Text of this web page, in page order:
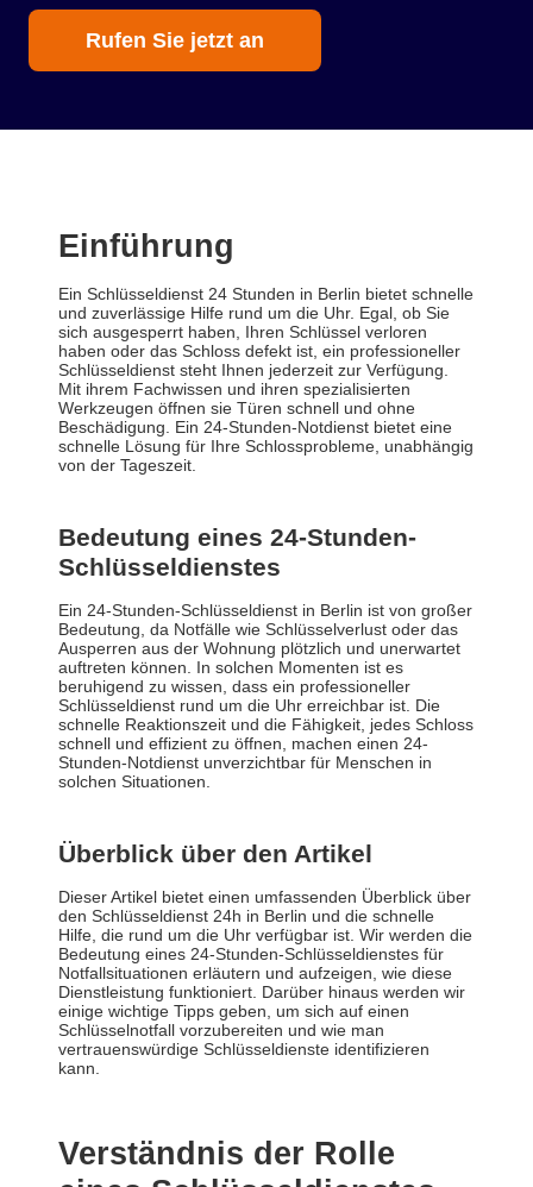
Rufen Sie jetzt an
Einführung
Ein Schlüsseldienst 24 Stunden in Berlin bietet schnelle
und zuverlässige Hilfe rund um die Uhr. Egal, ob Sie
sich ausgesperrt haben, Ihren Schlüssel verloren
haben oder das Schloss defekt ist, ein professioneller
Schlüsseldienst steht Ihnen jederzeit zur Verfügung.
Mit ihrem Fachwissen und ihren spezialisierten
Werkzeugen öffnen sie Türen schnell und ohne
Beschädigung. Ein 24-Stunden-Notdienst bietet eine
schnelle Lösung für Ihre Schlossprobleme, unabhängig
von der Tageszeit.
Bedeutung eines 24-Stunden-
Schlüsseldienstes
Ein 24-Stunden-Schlüsseldienst in Berlin ist von großer
Bedeutung, da Notfälle wie Schlüsselverlust oder das
Ausperren aus der Wohnung plötzlich und unerwartet
auftreten können. In solchen Momenten ist es
beruhigend zu wissen, dass ein professioneller
Schlüsseldienst rund um die Uhr erreichbar ist. Die
schnelle Reaktionszeit und die Fähigkeit, jedes Schloss
schnell und effizient zu öffnen, machen einen 24-
Stunden-Notdienst unverzichtbar für Menschen in
solchen Situationen.
Überblick über den Artikel
Dieser Artikel bietet einen umfassenden Überblick über
den Schlüsseldienst 24h in Berlin und die schnelle
Hilfe, die rund um die Uhr verfügbar ist. Wir werden die
Bedeutung eines 24-Stunden-Schlüsseldienstes für
Notfallsituationen erläutern und aufzeigen, wie diese
Dienstleistung funktioniert. Darüber hinaus werden wir
einige wichtige Tipps geben, um sich auf einen
Schlüsselnotfall vorzubereiten und wie man
vertrauenswürdige Schlüsseldienste identifizieren
kann.
Verständnis der Rolle